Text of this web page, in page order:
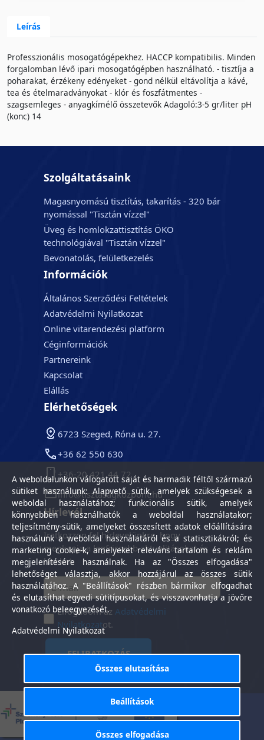
Leírás
Professzionális mosogatógépekhez. HACCP kompatibilis. Minden
forgalomban lévő ipari mosogatógépben használható. - tisztíja a
poharakat, érzékeny edényeket - gond nélkül eltávolítja a kávé,
tea és ételmaradványokat - klór és foszfátmentes -
szagsemleges - anyagkímélő összetevők Adagoló:3-5 gr/liter pH
(konc) 14
Szolgáltatásaink
Magasnyomású tisztítás, takarítás - 320 bár
nyomással "Tisztán vízzel"
Üveg és homlokzattisztítás ÖKO
technológiával "Tisztán vízzel"
Bevonatolás, felületkezelés
Információk
Általános Szerződési Feltételek
Adatvédelmi Nyilatkozat
Online vitarendezési platform
Céginformációk
Partnereink
Kapcsolat
Elállás
Elérhetőségek
6723 Szeged, Róna u. 27.
+36 62 550 630
+36-20 421 44 72
info@tisztasagkozpont.hu
Hírlevél
Iratkozzon fel hírlevelünkre, hogy
megkapja a legfrissebb aktualitásokat és
híreket.
Elfogadom azAdatvédelmi
Nyilatkozatot.
FELIRATKOZÁS
Tisztaság Központ Kft. © 2025. Minden jog
Általános Szerződési
Feltételek
-
tájékoztató
A weboldalunkon válogatott saját és harmadik féltől származó
sütiket használunk: Alapvető sütik, amelyek szükségesek a
weboldal használatához; funkcionális sütik, amelyek
könnyebben használhatók a weboldal használatakor;
teljesítmény-sütik, amelyeket összesített adatok előállítására
használunk a weboldal használatáról és a statisztikákról; és
marketing cookie-k, amelyeket releváns tartalom és reklám
megjelenítésére használnak. Ha az "Összes elfogadása"
lehetőséget választja, akkor hozzájárul az összes sütik
használatához. A "Beállítások" részben bármikor elfogadhat
és elutasíthat egyedi sütitípusokat, és visszavonhatja a jövőre
vonatkozó beleegyezését.
Adatvédelmi Nyilatkozat
Összes elutasítása
Beállítások
Összes elfogadása